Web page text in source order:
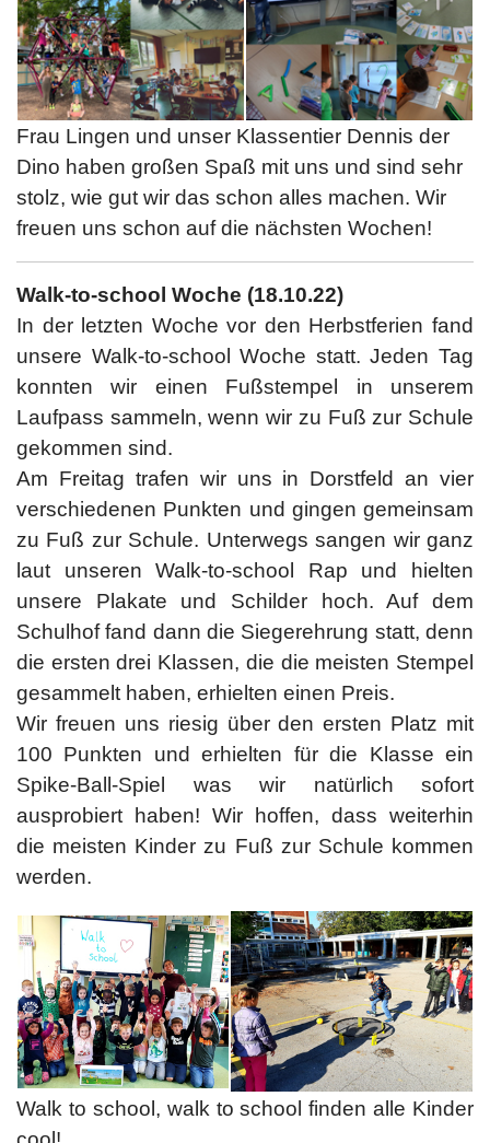
Frau Lingen und unser Klassentier Dennis der
Dino haben großen Spaß mit uns und sind sehr
stolz, wie gut wir das schon alles machen. Wir
freuen uns schon auf die nächsten Wochen!
Walk-to-school Woche (18.10.22)
In der letzten Woche vor den Herbstferien fand
unsere Walk-to-school Woche statt. Jeden Tag
konnten wir einen Fußstempel in unserem
Laufpass sammeln, wenn wir zu Fuß zur Schule
gekommen sind.
Am Freitag trafen wir uns in Dorstfeld an vier
verschiedenen Punkten und gingen gemeinsam
zu Fuß zur Schule. Unterwegs sangen wir ganz
laut unseren Walk-to-school Rap und hielten
unsere Plakate und Schilder hoch. Auf dem
Schulhof fand dann die Siegerehrung statt, denn
die ersten drei Klassen, die die meisten Stempel
gesammelt haben, erhielten einen Preis.
Wir freuen uns riesig über den ersten Platz mit
100 Punkten und erhielten für die Klasse ein
Spike-Ball-Spiel was wir natürlich sofort
ausprobiert haben! Wir hoffen, dass weiterhin
die meisten Kinder zu Fuß zur Schule kommen
werden.
Walk to school, walk to school finden alle Kinder